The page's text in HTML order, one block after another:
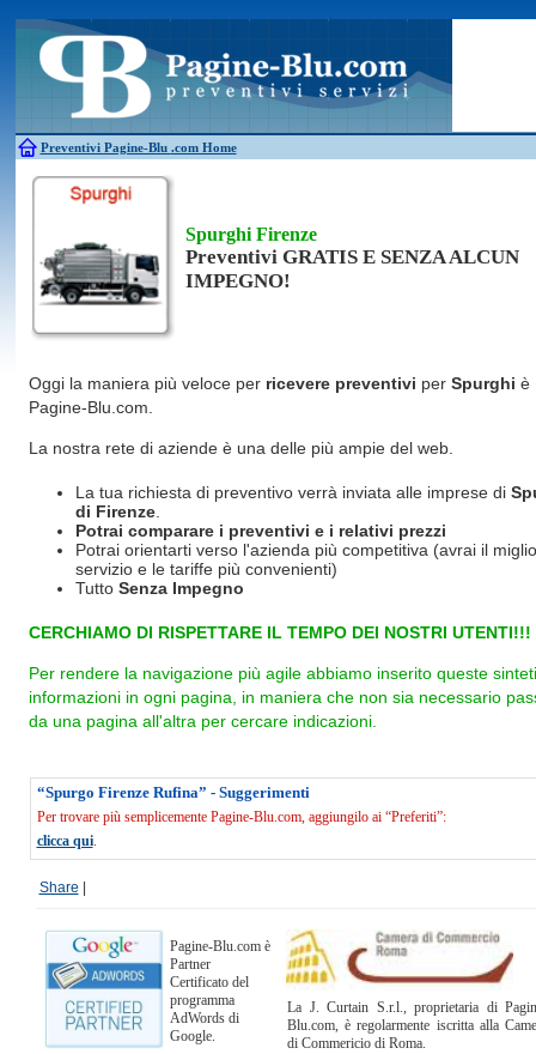
Preventivi Pagine-Blu .com Home
Antifurti
Allarme
Bagni chimici
Edilizia Giardinieri
Caldaie
Falegnami Idraulici
Canne fumarie
Parquet
Spurghi Firenze
Preventivi GRATIS E SENZA ALCUN
IMPEGNO!
Oggi la maniera più veloce per ricevere preventivi per Spurghi è
Pagine-Blu.com.
La nostra rete di aziende è una delle più ampie del web.
La tua richiesta di preventivo verrà inviata alle imprese di
di Firenze.
Potrai comparare i preventivi e i relativi prezzi
Potrai orientarti verso l'azienda più competitiva (avrai il
servizio e le tariffe più convenienti)
Tutto Senza Impegno
CERCHIAMO DI RISPETTARE IL TEMPO DEI NOSTRI UTENTI!!!
Per rendere la navigazione più agile abbiamo inserito queste
informazioni in ogni pagina, in maniera che non sia necessario
da una pagina all'altra per cercare indicazioni.
“Spurgo Firenze Rufina” - Suggerimenti
Per trovare più semplicemente Pagine-Blu.com, aggiungilo ai “Preferiti”:
clicca qui.
Share
Pagine-Blu.com è
Partner
Certificato del
programma
AdWords di
Google.
La J. Curtain S.r.l., proprietaria di
Blu.com, è regolarmente iscritta alla
di Commericio di Roma.